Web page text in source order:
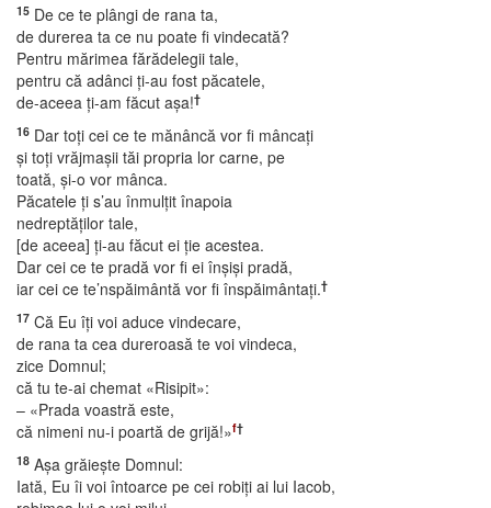
15 De ce te plângi de rana ta,
de durerea ta ce nu poate fi vindecată?
Pentru mărimea fărădelegii tale,
pentru că adânci ţi-au fost păcatele,
de-aceea ţi-am făcut aşa!†
16 Dar toţi cei ce te mănâncă vor fi mâncaţi
şi toţi vrăjmaşii tăi propria lor carne, pe
toată, şi-o vor mânca.
Păcatele ţi s’au înmulţit înapoia
nedreptăţilor tale,
[de aceea] ţi-au făcut ei ţie acestea.
Dar cei ce te pradă vor fi ei înşişi pradă,
iar cei ce te’nspăimântă vor fi înspăimântaţi.†
17 Că Eu îţi voi aduce vindecare,
de rana ta cea dureroasă te voi vindeca,
zice Domnul;
că tu te-ai chemat «Risipit»:
– «Prada voastră este,
că nimeni nu-i poartă de grijă!»f†
18 Aşa grăieşte Domnul:
Iată, Eu îi voi întoarce pe cei robiţi ai lui Iacob,